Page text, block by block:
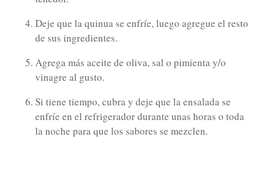
Deje que la quinua se enfríe, luego agregue el resto
de sus ingredientes.
Agrega más aceite de oliva, sal o pimienta y/o
vinagre al gusto.
Si tiene tiempo, cubra y deje que la ensalada se
enfríe en el refrigerador durante unas horas o toda
la noche para que los sabores se mezclen.